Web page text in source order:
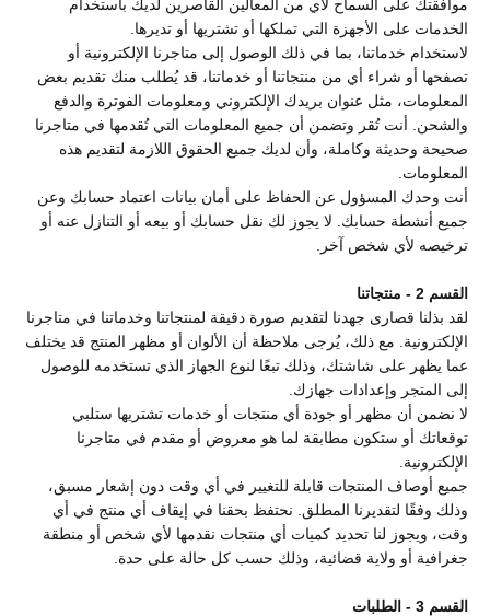
موافقتك على السماح لأي من المعالين القاصرين لديك باستخدام
الخدمات على الأجهزة التي تملكها أو تشتريها أو تديرها.
لاستخدام خدماتنا، بما في ذلك الوصول إلى متاجرنا الإلكترونية أو
تصفحها أو شراء أي من منتجاتنا أو خدماتنا، قد يُطلب منك تقديم بعض
المعلومات، مثل عنوان بريدك الإلكتروني ومعلومات الفوترة والدفع
والشحن. أنت تُقر وتضمن أن جميع المعلومات التي تُقدمها في متاجرنا
صحيحة وحديثة وكاملة، وأن لديك جميع الحقوق اللازمة لتقديم هذه
المعلومات.
أنت وحدك المسؤول عن الحفاظ على أمان بيانات اعتماد حسابك وعن
جميع أنشطة حسابك. لا يجوز لك نقل حسابك أو بيعه أو التنازل عنه أو
ترخيصه لأي شخص آخر.
القسم 2 - منتجاتنا
لقد بذلنا قصارى جهدنا لتقديم صورة دقيقة لمنتجاتنا وخدماتنا في متاجرنا
الإلكترونية. مع ذلك، يُرجى ملاحظة أن الألوان أو مظهر المنتج قد يختلف
عما يظهر على شاشتك، وذلك تبعًا لنوع الجهاز الذي تستخدمه للوصول
إلى المتجر وإعدادات جهازك.
لا نضمن أن مظهر أو جودة أي منتجات أو خدمات تشتريها ستلبي
توقعاتك أو ستكون مطابقة لما هو معروض أو مقدم في متاجرنا
الإلكترونية.
جميع أوصاف المنتجات قابلة للتغيير في أي وقت دون إشعار مسبق،
وذلك وفقًا لتقديرنا المطلق. نحتفظ بحقنا في إيقاف أي منتج في أي
وقت، ويجوز لنا تحديد كميات أي منتجات نقدمها لأي شخص أو منطقة
جغرافية أو ولاية قضائية، وذلك حسب كل حالة على حدة.
القسم 3 - الطلبات